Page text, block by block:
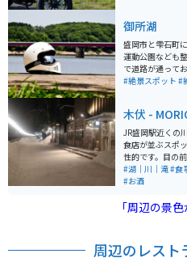
ら、まったりゆ
きのスポットで
お子様とのタン
体験などもおす
場へ向かう道中
す！ 道中に整備されている駐車場はないため、休憩など
は『花工房らら
のがおすすめで
ている駐車場で
い。）交通量は
気を付けくださ
御所湖
盛岡市と雫石町
運動公園なども
で道路が通って
ともにツーリン
のツーリングも可能です。 夏は緑
国道をツーリン
らも30分程度で
も非常に良好です。 交通量は環境のわりに比較
め、道路に停車
に無料駐車場や
不十分であった
ていない可能性が
の避暑ツーリン
#絶景スポット #
木伏 -
BORHOOD
JR盛岡駅近くの
食店が並ぶスポ
性的です。目の
す。ドライブや
時の食事目的も
南ICからも近い
#湖｜川｜滝#食
#お酒
「周辺の景
周辺のレスト